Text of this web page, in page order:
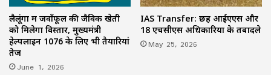
लैलूंगा में जवाँफूल की जैविक खेती
को मिलेगा विस्तार, मुख्यमंत्री
हेल्पलाइन 1076 के लिए भी तैयारियां
तेज
June 1, 2026
IAS Transfer: छह आईएएस और
18 एचसीएस अधिकारियों के तबादले
May 25, 2026